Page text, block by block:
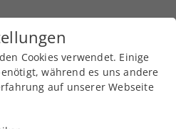
Cookies verwendet. Einige
während es uns andere
auf unserer Webseite